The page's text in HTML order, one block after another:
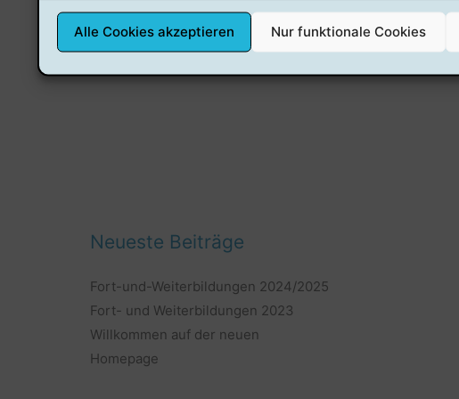
Alle Cookies akzeptieren Nur funktionale Cookies
Neueste Beiträge
Fort-und-Weiterbildungen 2024/2025
Fort- und Weiterbildungen 2023
Willkommen auf der neuen
Homepage